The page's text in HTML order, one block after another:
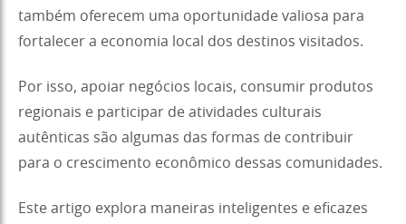
também oferecem uma oportunidade valiosa para
fortalecer a economia local dos destinos visitados.
Por isso, apoiar negócios locais, consumir produtos
regionais e participar de atividades culturais
autênticas são algumas das formas de contribuir
para o crescimento econômico dessas comunidades.
Este artigo explora maneiras inteligentes e eficazes